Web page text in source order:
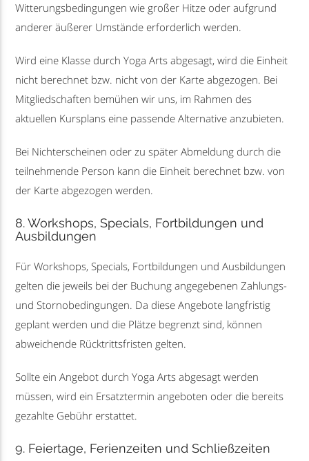
Witterungsbedingungen wie großer Hitze oder aufgrund
anderer äußerer Umstände erforderlich werden.
Wird eine Klasse durch Yoga Arts abgesagt, wird die Einheit
nicht berechnet bzw. nicht von der Karte abgezogen. Bei
Mitgliedschaften bemühen wir uns, im Rahmen des
aktuellen Kursplans eine passende Alternative anzubieten.
Bei Nichterscheinen oder zu später Abmeldung durch die
teilnehmende Person kann die Einheit berechnet bzw. von
der Karte abgezogen werden.
8. Workshops, Specials, Fortbildungen und
Ausbildungen
Für Workshops, Specials, Fortbildungen und Ausbildungen
gelten die jeweils bei der Buchung angegebenen Zahlungs-
und Stornobedingungen. Da diese Angebote langfristig
geplant werden und die Plätze begrenzt sind, können
abweichende Rücktrittsfristen gelten.
Sollte ein Angebot durch Yoga Arts abgesagt werden
müssen, wird ein Ersatztermin angeboten oder die bereits
gezahlte Gebühr erstattet.
9. Feiertage, Ferienzeiten und Schließzeiten